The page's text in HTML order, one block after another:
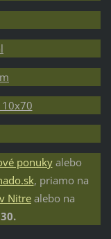
10x70
ponukyalebo
, priamo na
Nitre alebo na